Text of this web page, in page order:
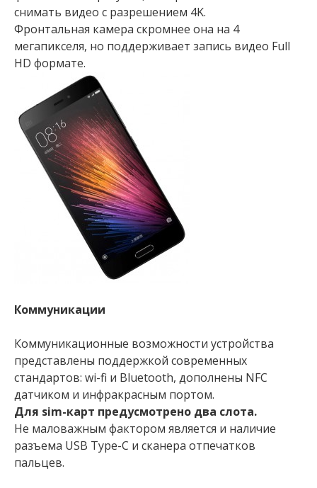
снимать видео с разрешением 4K.
Фронтальная камера скромнее она на 4
мегапикселя, но поддерживает запись видео Full
HD формате.
Коммуникации
Коммуникационные возможности устройства
представлены поддержкой современных
стандартов: wi-fi и Bluetooth, дополнены NFC
датчиком и инфракрасным портом.
Для sim-карт предусмотрено два слота.
Не маловажным фактором является и наличие
разъема USB Type-C и сканера отпечатков
пальцев.